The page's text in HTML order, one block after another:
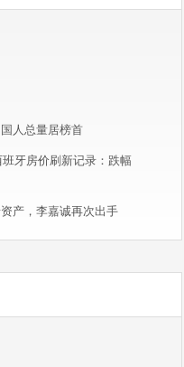
人总量居榜首
班牙房价刷新记录：跌幅
产，李嘉诚再次出手